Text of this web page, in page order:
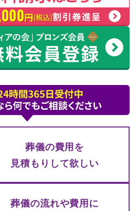
葬儀の費⽤を
⾒積もりして欲しい
葬儀の流れや費⽤に